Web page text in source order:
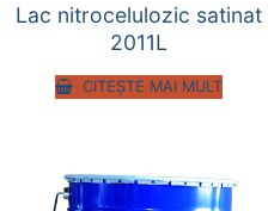
Lac nitrocelulozic satinat
2011L
CITEȘTE MAI MULT